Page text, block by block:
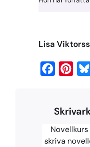
Lisa
e
b
o
t
e
r
skriva